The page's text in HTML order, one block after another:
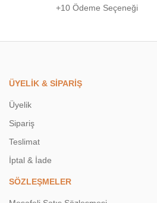
+10 Ödeme Seçeneği
ÜYELİK & SİPARİŞ
Üyelik
Sipariş
Teslimat
İptal & İade
SÖZLEŞMELER